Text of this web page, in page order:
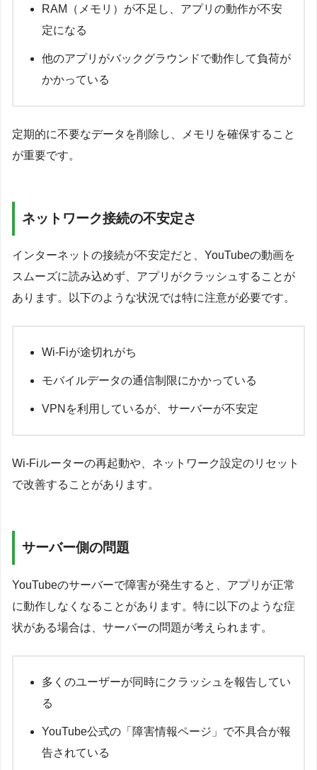
RAM（メモリ）が不足し、アプリの動作が不安
定になる
他のアプリがバックグラウンドで動作して負荷が
かかっている
定期的に不要なデータを削除し、メモリを確保すること
が重要です。
ネットワーク接続の不安定さ
インターネットの接続が不安定だと、YouTubeの動画を
スムーズに読み込めず、アプリがクラッシュすることが
あります。以下のような状況では特に注意が必要です。
Wi-Fiが途切れがち
モバイルデータの通信制限にかかっている
VPNを利用しているが、サーバーが不安定
Wi-Fiルーターの再起動や、ネットワーク設定のリセット
で改善することがあります。
サーバー側の問題
YouTubeのサーバーで障害が発生すると、アプリが正常
に動作しなくなることがあります。特に以下のような症
状がある場合は、サーバーの問題が考えられます。
多くのユーザーが同時にクラッシュを報告してい
る
YouTube公式の「障害情報ページ」で不具合が報
告されている